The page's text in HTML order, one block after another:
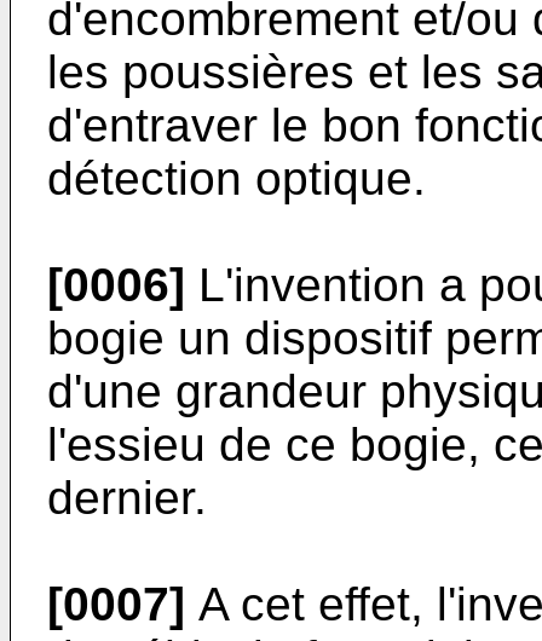
d'encombrement et/
les poussières et les
d'entraver le bon
détection optique.
[0006] L'invention a
bogie un dispositif
d'une grandeur
l'essieu de ce bogie,
dernier.
[0007] A cet effet,